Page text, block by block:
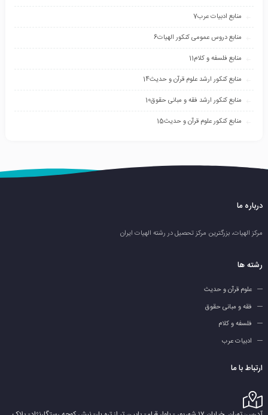
منابع ادبیات عرب7
منابع دروس عمومی کنکور الهیات6
منابع فلسفه و کلام11
منابع کنکور ارشد علوم قرآن و حدیث14
منابع کنکور ارشد فقه و مبانی حقوق10
منابع کنکور علوم قرآن و حدیث15
درباره ما
مرکز الهیات، بزرگترین مرکز تحصیل در رشته الهیات ایران
رشته ها
علوم قرآن و حدیث
فقه و مبانی حقوق
فلسفه و کلام
ادبیات عرب
ارتباط با ما